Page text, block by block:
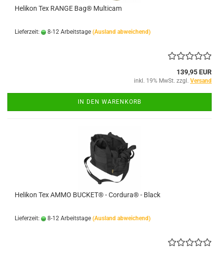
Helikon Tex RANGE Bag® Multicam
Lieferzeit: 8-12 Arbeitstage (Ausland abweichend)
139,95 EUR
inkl. 19% MwSt. zzgl. Versand
IN DEN WARENKORB
Helikon Tex AMMO BUCKET® - Cordura® - Black
Lieferzeit: 8-12 Arbeitstage (Ausland abweichend)